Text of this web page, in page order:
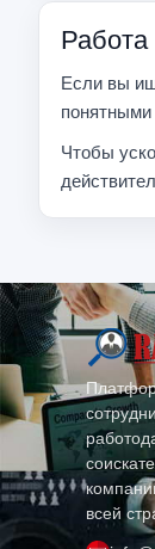
Если вы
Чтобы
всей